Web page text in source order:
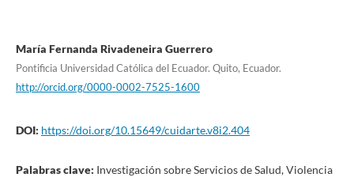
María Fernanda Rivadeneira Guerrero
Pontificia Universidad Católica del Ecuador. Quito, Ecuador.
http://orcid.org/0000-0002-7525-1600
DOI: https://doi.org/10.15649/cuidarte.v8i2.404
Palabras clave: Investigación sobre Servicios de Salud, Violencia